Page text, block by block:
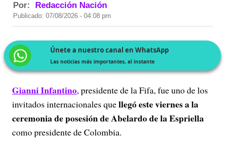
Por: Redacción Nación
Publicado: 07/08/2026 - 04:08 pm
Únete a nuestro canal en WhatsApp
Las noticias más importantes, al instante
Gianni Infantino, presidente de la Fifa, fue uno de los
invitados internacionales quellegó este viernes a la
ceremonia de posesión de Abelardo de la Espriella
como presidente de Colombia.